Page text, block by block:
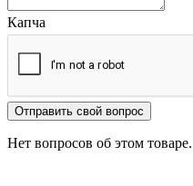
Капча
Отправить свой вопрос
Нет вопросов об этом товаре.